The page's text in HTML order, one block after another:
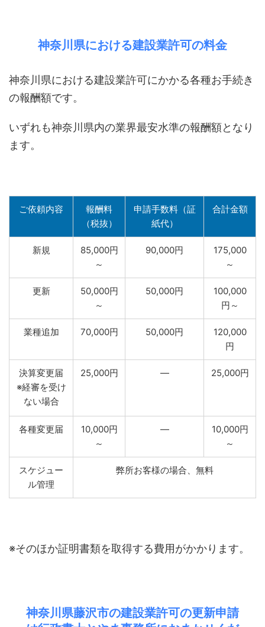
神奈川県における建設業許可の料金
神奈川県における建設業許可にかかる各種お手続き
の報酬額です。
いずれも神奈川県内の業界最安水準の報酬額となり
ます。
ご依頼内容
報酬料
（税抜）
申請手数料（証
紙代）
合計金額
新規
85,000円
～
90,000円
175,000
～
更新
50,000円
～
50,000円
100,000
円～
業種追加 70,000円 50,000円
120,000
円
決算変更届
※経審を受け
ない場合
25,000円 ― 25,000円
各種変更届
10,000円
～
―
10,000円
～
スケジュー
ル管理
弊所お客様の場合、無料
※そのほか証明書類を取得する費用がかかります。
神奈川県藤沢市の建設業許可の更新申請